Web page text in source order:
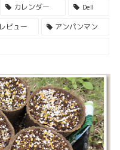
カレンダー
Dell
レビュー
アンパンマン